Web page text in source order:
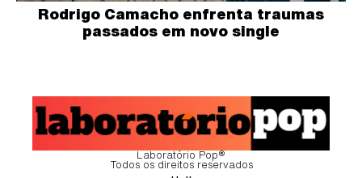
Rodrigo Camacho enfrenta traumas
passados em novo single
Laboratório Pop®
Todos os direitos reservados